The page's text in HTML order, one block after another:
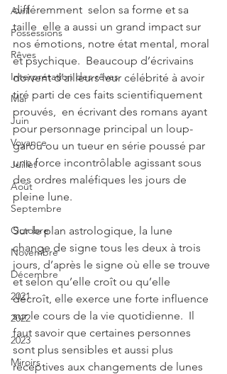
Avril
Possessions
Rêves
Interprétation des rêves
Mai
Juin
Voyance
Juillet
Août
Septembre
Octobre
Novembre
Décembre
2021
2022
2023
Miroirs
différemment  selon sa forme et sa
taille  elle a aussi un grand impact sur
nos émotions, notre état mental, moral
et psychique.  Beaucoup d’écrivains
doivent d’ailleurs leur célébrité à avoir
tiré parti de ces faits scientifiquement
prouvés,  en écrivant des romans ayant
pour personnage principal un loup-
garou ou un tueur en série poussé par
une force incontrôlable agissant sous
des ordres maléfiques les jours de
pleine lune.
Sur le plan astrologique, la lune
change de signe tous les deux à trois
jours, d’après le signe où elle se trouve
et selon qu’elle croît ou qu’elle
décroît, elle exerce une forte influence
sur le cours de la vie quotidienne.  Il
faut savoir que certaines personnes
sont plus sensibles et aussi plus
réceptives aux changements de lunes